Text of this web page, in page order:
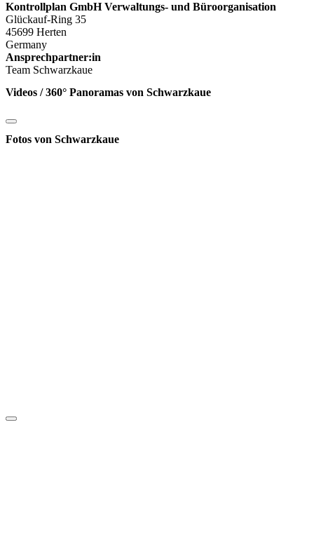
Kontrollplan GmbH Verwaltungs- und Büroorganisation
Glückauf-Ring 35
45699 Herten
Germany
Ansprechpartner:in
Team Schwarzkaue
Videos / 360° Panoramas von Schwarzkaue
Fotos von Schwarzkaue